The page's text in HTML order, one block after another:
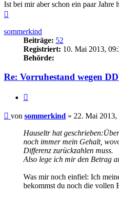
Ist bei mir aber schon ein paar Jahre
sommerkind
Beiträge: 52
Registriert: 10. Mai 2013,
Behörde:
Re: Vorruhestand wegen
Beitrag
von sommerkind » 22. Mai 2013,
Hauseltr hat geschrieben:
noch immer mein Gehalt,
Differenz zurückzahlen muss.
Also lege ich mir den Betrag
Was mir noch einfiel: Ich
bekommst du noch die vollen